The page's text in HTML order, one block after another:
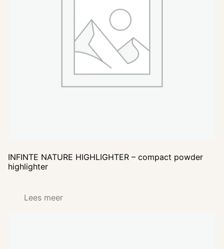
INFINTE NATURE HIGHLIGHTER – compact powder
highlighter
Lees meer